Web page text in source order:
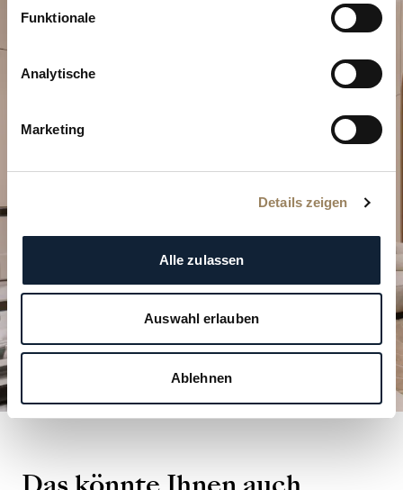
Funktionale
Analytische
Marketing
Details zeigen
Alle zulassen
Auswahl erlauben
Ablehnen
BESUCH PLANEN